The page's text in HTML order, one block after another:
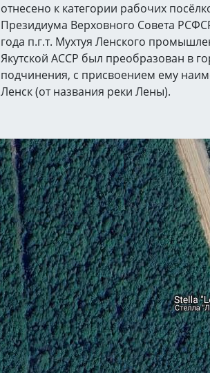
отнесено к категории рабочих
Президиума Верховного Совета
года п.г.т. Мухтуя Ленского
Якутской АССР был преобразован в
подчинения, с присвоением ему
Ленск (от названия реки Лены).